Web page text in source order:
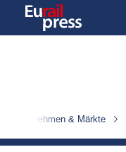
Unternehmen & Märkte